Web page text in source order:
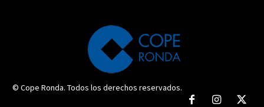
© Cope Ronda. Todos los derechos reservados.